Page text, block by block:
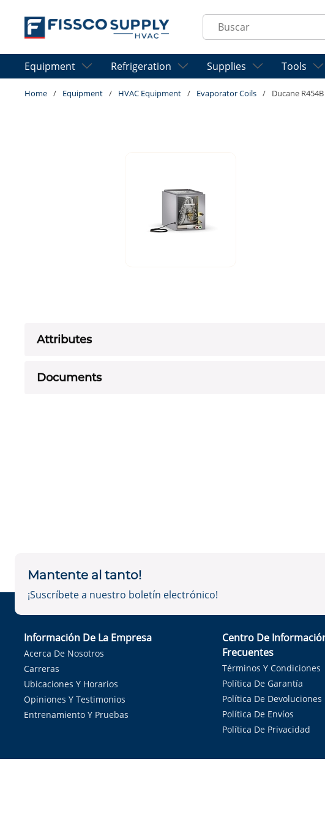
Skip to main content
Site Search
Equipment Refrigeration Supplies Tools
Home / Equipment / HVAC Equipment / Evaporator Coils / Ducane
Attributes
Documents
Mantente al tanto!
¡Suscríbete a nuestro boletín electrónico!
Información De La Empresa
Acerca De Nosotros
Carreras
Ubicaciones Y Horarios
Opiniones Y Testimonios
Entrenamiento Y Pruebas
Centro De
Frecuentes
Términos Y Condiciones
Política De Garantía
Política De Devoluciones
Política De Envíos
Política De Privacidad